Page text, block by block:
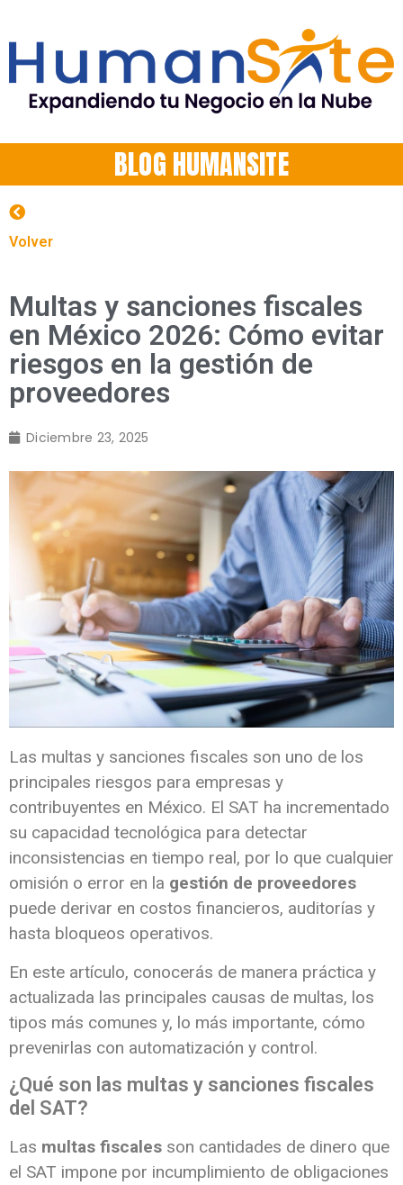
BLOG HUMANSITE
Volver
Multas y sanciones fiscales
en México 2026: Cómo evitar
riesgos en la gestión de
proveedores
Diciembre 23, 2025
Las multas y sanciones fiscales son uno de los
principales riesgos para empresas y
contribuyentes en México. El SAT ha incrementado
su capacidad tecnológica para detectar
inconsistencias en tiempo real, por lo que cualquier
omisión o error en la gestión de proveedores
puede derivar en costos financieros, auditorías y
hasta bloqueos operativos.
En este artículo, conocerás de manera práctica y
actualizada las principales causas de multas, los
tipos más comunes y, lo más importante, cómo
prevenirlas con automatización y control.
¿Qué son las multas y sanciones fiscales
del SAT?
Las multas fiscales son cantidades de dinero que
el SAT impone por incumplimiento de obligaciones